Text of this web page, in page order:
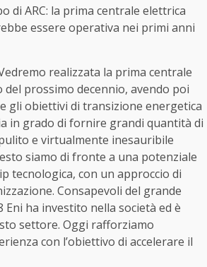
di ARC: la prima centrale elettrica
essere operativa nei primi anni
realizzata la prima centrale
del prossimo decennio, avendo poi
gli obiettivi di transizione energetica
in grado di fornire grandi quantità di
e virtualmente inesauribile
siamo di fronte a una potenziale
tecnologica, con un approccio di
Consapevoli del grande
ha investito nella società ed è
settore. Oggi rafforziamo
con l’obiettivo di accelerare il